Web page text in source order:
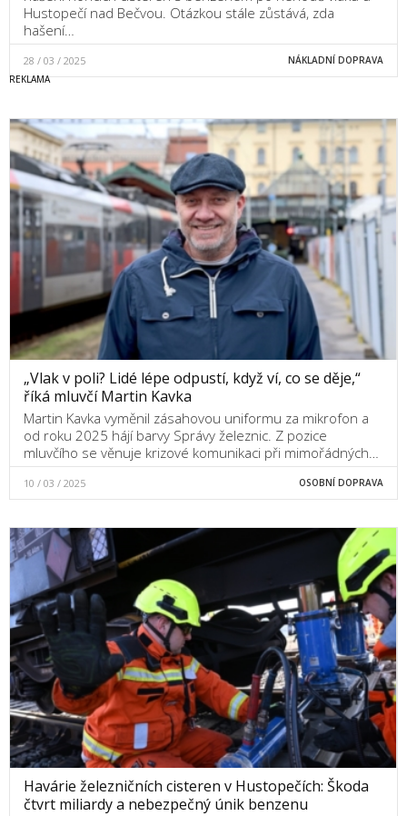
Hustopečí nad Bečvou. Otázkou stále zůstává, zda
hašení…
28 / 03 / 2025 NÁKLADNÍ DOPRAVA
„Vlak v poli? Lidé lépe odpustí, když ví, co se děje,“
říká mluvčí Martin Kavka
Martin Kavka vyměnil zásahovou uniformu za mikrofon a
od roku 2025 hájí barvy Správy železnic. Z pozice
mluvčího se věnuje krizové komunikaci při mimořádných…
10 / 03 / 2025 OSOBNÍ DOPRAVA
Havárie železničních cisteren v Hustopečích: Škoda
čtvrt miliardy a nebezpečný únik benzenu